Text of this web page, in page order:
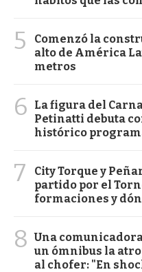
5
Comenzó la
alto de América
metros
6
La figura del
Petinatti debuta
histórico
7
City Torque y
partido por el
formaciones y
8 Una
un ómnibus la
al chofer: "En